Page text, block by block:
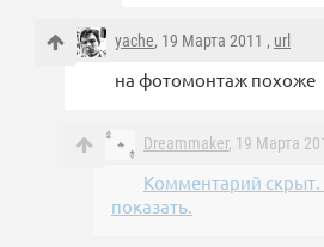
yache, 19 Марта 2011 , url
на фотомонтаж похоже
Dreammaker, 19 Марта
Комментарий
показать.